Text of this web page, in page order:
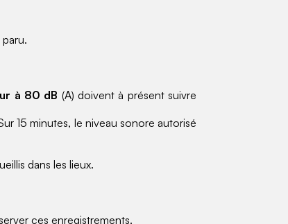
à 80 dB (A) doivent à présent suivre
15 minutes, le niveau sonore autorisé
dans les lieux.
ces enregistrements.